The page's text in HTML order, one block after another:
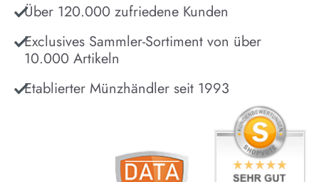
Über 120.000 zufriedene Kunden
Exclusives Sammler-Sortiment von über
10.000 Artikeln
Etablierter Münzhändler seit 1993